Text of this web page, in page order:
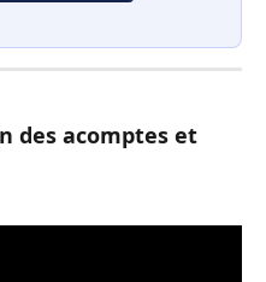
des acomptes et